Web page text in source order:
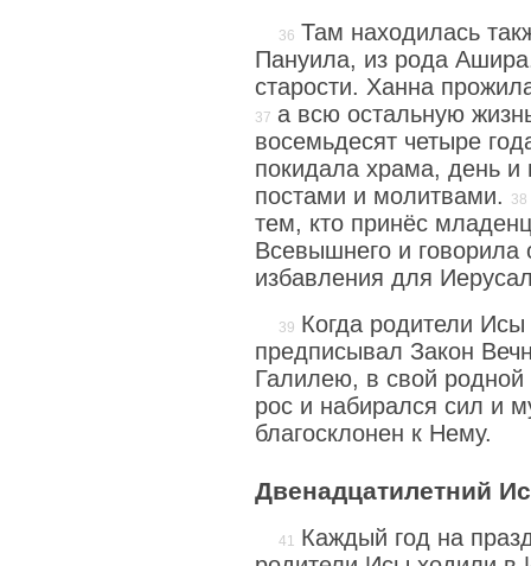
Там находилась
Пануила, из рода
старости. Ханна
а всю остальную
восемьдесят четыре
покидала храма, день
постами и молитвами.
тем, кто принёс
Всевышнего и
избавления для
Когда родители
предписывал Закон
Галилею, в свой родной
рос и набирался сил и
благосклонен к Нему.
Двенадцатилетний
Каждый год на